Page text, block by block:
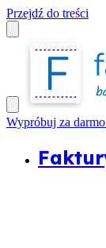
Przejdź do treści
Wypróbuj za darmo